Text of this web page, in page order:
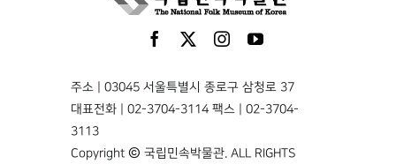
주소 | 03045 서울특별시 종로구 삼청로 37
대표전화 | 02-3704-3114 팩스 | 02-3704-
3113
Copyright © 국립민속박물관. ALL RIGHTS